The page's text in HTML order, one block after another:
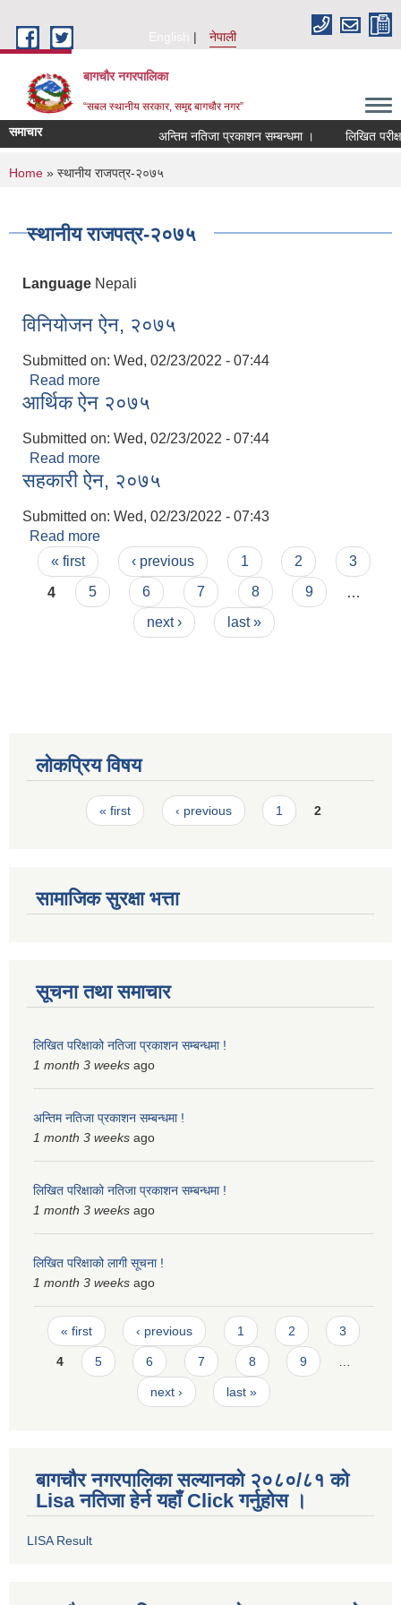
English
नेपाली
बागचौर नगरपालिका
“सबल स्थानीय सरकार, समृद्द बागचौर नगर”
समाचार अन्तिम नतिजा प्रकाशन सम्बन्धमा । लिखित
You are here
Home » स्थानीय राजपत्र-२०७५
स्थानीय राजपत्र-२०७५
Language Nepali
विनियोजन ऐन, २०७५
Submitted on: Wed, 02/23/2022 - 07:44
Read more
आर्थिक ऐन २०७५
Submitted on: Wed, 02/23/2022 - 07:44
Read more
सहकारी ऐन, २०७५
Submitted on: Wed, 02/23/2022 - 07:43
Read more
Pages
« first ‹ previous 1 2
3
4
5 6 7 8 9
next ›
last »
लोकप्रिय विषय
Pages« first ‹ previous 1 2
सामाजिक सुरक्षा भत्ता
सूचना तथा समाचार
लिखित परिक्षाको नतिजा प्रकाशन सम्बन्धमा !
1 month 3 weeks ago
अन्तिम नतिजा प्रकाशन सम्बन्धमा !
1 month 3 weeks ago
लिखित परिक्षाको नतिजा प्रकाशन सम्बन्धमा !
1 month 3 weeks ago
लिखित परिक्षाको लागी सूचना !
1 month 3 weeks ago
Pages
« first ‹ previous 1 2 3
4 5 6 7 8 9 …
next › last »
बागचौर नगरपालिका सल्यानको २०८०/८१ को
Lisa नतिजा हेर्न यहाँ Click गर्नुहोस ।
LISA Result